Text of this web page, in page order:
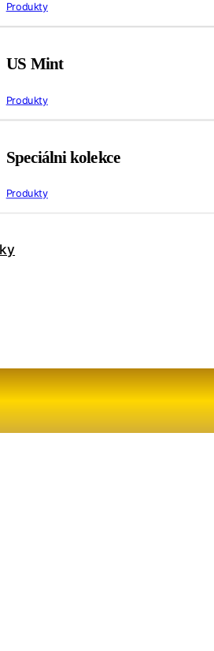
Produkty
US Mint
Produkty
Speciálni kolekce
Produkty